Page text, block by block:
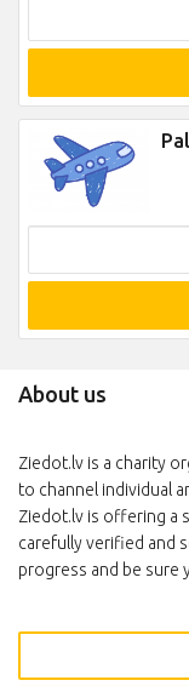
About us
Ziedot.lv is a charity
to channel individual
Ziedot.lv is offering a
carefully verified and
progress and be sure